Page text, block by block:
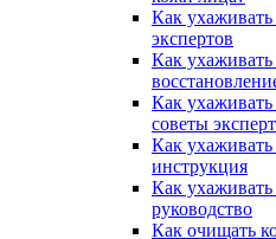
Как
экспертов
Как
Как
советы
Как ухаживать
инструкция
Как
руководство
Как очищать